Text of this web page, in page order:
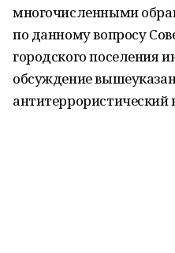
многочисленными
по данному вопросу
городского поселения
обсуждение
антитеррористический